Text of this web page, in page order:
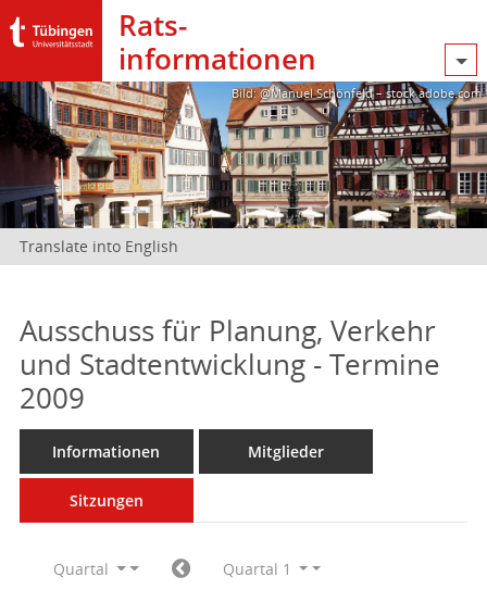
Rats­
informationen
Bild: @Manuel Schönfeld – stock.adobe.com
Translate into English
Ausschuss für Planung, Verkehr
und Stadtentwicklung - Termine
2009
Informationen Mitglieder
Sitzungen
Quartal
Quartal 1